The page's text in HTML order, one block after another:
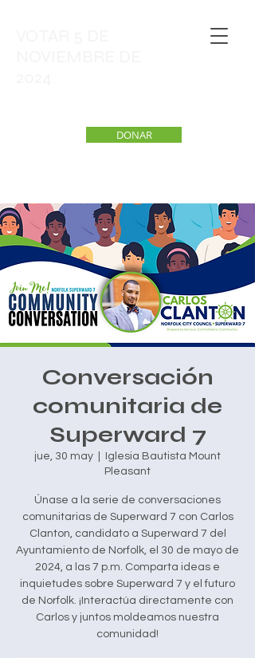
DONAR
Conversación
comunitaria de
Superward 7
jue, 30 may
Iglesia Bautista Mount
Pleasant
Únase a la serie de conversaciones
comunitarias de Superward 7 con Carlos
Clanton, candidato a Superward 7 del
Ayuntamiento de Norfolk, el 30 de mayo de
2024, a las 7 p.m. Comparta ideas e
inquietudes sobre Superward 7 y el futuro
de Norfolk. ¡Interactúa directamente con
Carlos y juntos moldeamos nuestra
comunidad!